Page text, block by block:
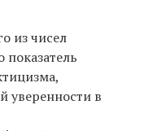
из чисел
показатель
уверенности в